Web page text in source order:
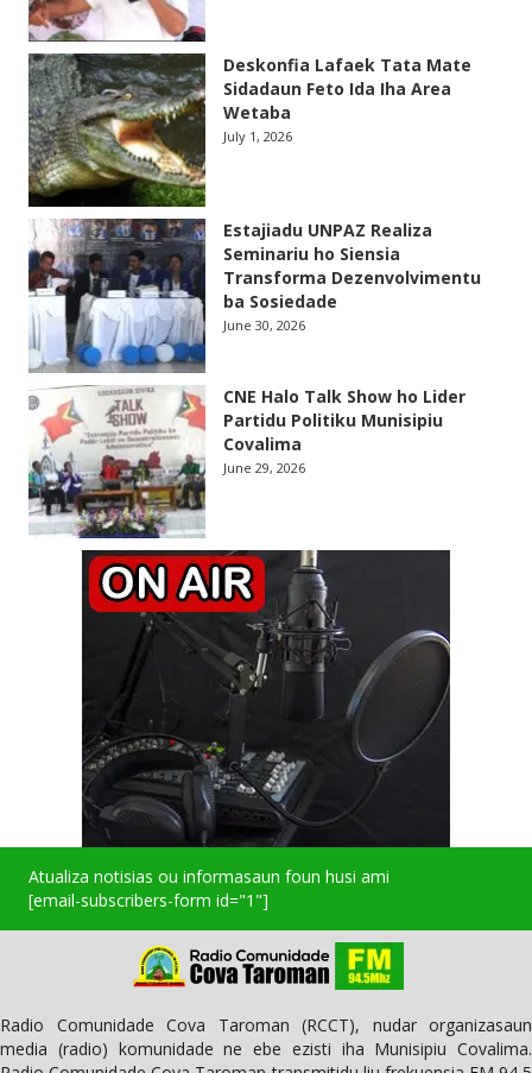
Deskonfia Lafaek Tata Mate
Sidadaun Feto Ida Iha Area
Wetaba
July 1, 2026
Estajiadu UNPAZ Realiza
Seminariu ho Siensia
Transforma Dezenvolvimentu
ba Sosiedade
June 30, 2026
CNE Halo Talk Show ho Lider
Partidu Politiku Munisipiu
Covalima
June 29, 2026
Atualiza notisias ou informasaun foun husi ami
[email-subscribers-form id="1"]
Radio Comunidade Cova Taroman (RCCT), nudar organizasaun
media (radio) komunidade ne ebe ezisti iha Munisipiu Covalima.